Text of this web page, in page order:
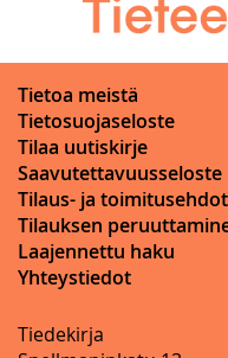
Tietoa meistä
Tietosuojaseloste
Tilaa uutiskirje
Saavutettavuusseloste
Tilaus- ja toimitusehdot
Tilauksen
Laajennettu haku
Yhteystiedot
Tiedekirja